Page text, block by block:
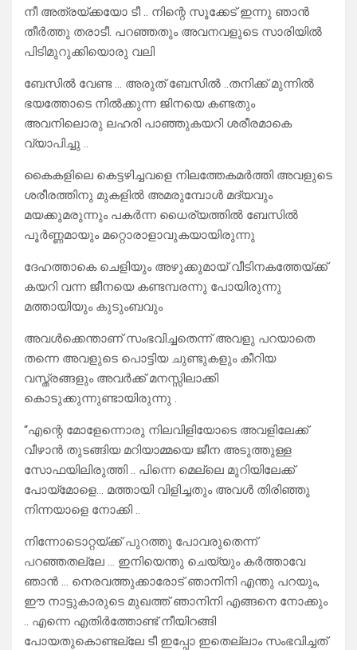
നീ അത്രയ്ക്കയോ ടീ .. നിന്റെ സൂക്കേട് ഇന്നു ഞാൻ
തീർത്തു തരാടീ. പറഞ്ഞതും അവനവളുടെ സാരിയിൽ
പിടിമുറുക്കിയൊരു വലി
ബേസിൽ വേണ്ട … അരുത് ബേസിൽ ..തനിക്ക് മുന്നിൽ
ഭയത്തോടെ നിൽക്കുന്ന ജിനയെ കണ്ടതും
അവനിലൊരു ലഹരി പാഞ്ഞുകയറി ശരീരമാകെ
വ്യാപിച്ചു ..
കൈകളിലെ കെട്ടഴിച്ചവളെ നിലത്തേകമർത്തി അവളുടെ
ശരീരത്തിനു മുകളിൽ അമരുമ്പോൾ മദ്യവും
മയക്കുമരുന്നും പകർന്ന ധൈര്യത്തിൽ ബേസിൽ
പൂർണ്ണമായും മറ്റൊരാളാവുകയായിരുന്നു
ദേഹത്താകെ ചെളിയും അഴുക്കുമായ് വീടിനകത്തേയ്ക്ക്
കയറി വന്ന ജീനയെ കണ്ടമ്പരന്നു പോയിരുന്നു
മത്തായിയും കുടുംബവും
അവൾക്കെന്താണ് സംഭവിച്ചതെന്ന് അവളു പറയാതെ
തന്നെ അവളുടെ പൊട്ടിയ ചുണ്ടുകളും കീറിയ
വസ്ത്രങ്ങളും അവർക്ക് മനസ്സിലാക്കി
കൊടുക്കുന്നുണ്ടായിരുന്നു .
“എന്റെ മോളേന്നൊരു നിലവിളിയോടെ അവളിലേക്ക്
വീഴാൻ തുടങ്ങിയ മറിയാമ്മയെ ജീന അടുത്തുള്ള
സോഫയിലിരുത്തി .. പിന്നെ മെല്ലെ മുറിയിലേക്ക്
പോയ്മോളെ… മത്തായി വിളിച്ചതും അവൾ തിരിഞ്ഞു
നിന്നയാളെ നോക്കി ..
നിന്നോടൊറ്റയ്ക്ക് പുറത്തു പോവരുതെന്ന്
പറഞ്ഞതല്ലേ … ഇനിയെന്തു ചെയ്യും കർത്താവേ
ഞാൻ … നെരവത്തുക്കാരോട് ഞാനിനി എന്തു പറയും,
ഈ നാട്ടുകാരുടെ മുഖത്ത് ഞാനിനി എങ്ങനെ നോക്കും
.. എന്നെ എതിർത്തോണ്ട് നീയിറങ്ങി
പോയതുകൊണ്ടല്ലേ ടീ ഇപ്പോ ഇതെല്ലാം സംഭവിച്ചത്